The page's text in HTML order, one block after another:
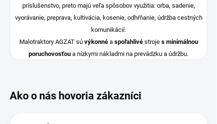
príslušenstvo, preto majú veľa spôsobov využitia: orba, sadenie,
vyorávanie, preprava, kultivácia, kosenie, odhŕňanie, údržba cestných
komunikácií.
Malotraktory AGZAT sú výkonnéa spoľahlivéstroje s minimálnou
poruchovosťou a nízkymi nákladmi na prevádzku a údržbu.